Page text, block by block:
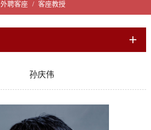
外聘客座 / 客座教授
孙庆伟